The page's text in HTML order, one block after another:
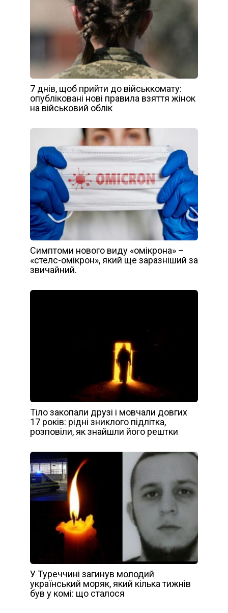
7 днів, щоб прийти до військкомату:
опубліковані нові правила взяття жінок
на військовий облік
Симптоми нового виду «омікрона» –
«стелс-омікрон», який ще заразніший за
звичайний.
Тіло закопали друзі і мовчали довгих
17 років: рідні зниклого підлітка,
розповіли, як знайшли його рештки
У Туреччині загинув молодий
український моряк, який кілька тижнів
був у комі: що сталося